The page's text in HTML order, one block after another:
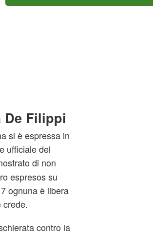
De Filippi
si è espressa in
ufficiale del
di non
espresos su
ognuna è libera
crede.
contro la